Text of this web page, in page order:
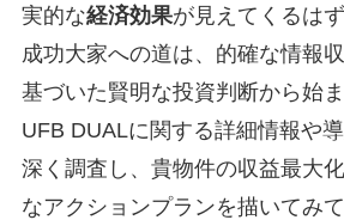
実的な経済効果が見えてくるはず
成功大家への道は、的確な情報
基づいた賢明な投資判断から始ま
UFB DUALに関する詳細情報や
深く調査し、貴物件の収益最大
なアクションプランを描いてみて